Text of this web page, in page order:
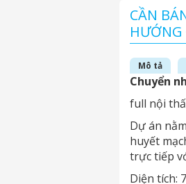
CẦN
Mô tả
Chuyển
full nội
Dự án
huyết
trực tiếp
Diện tích: